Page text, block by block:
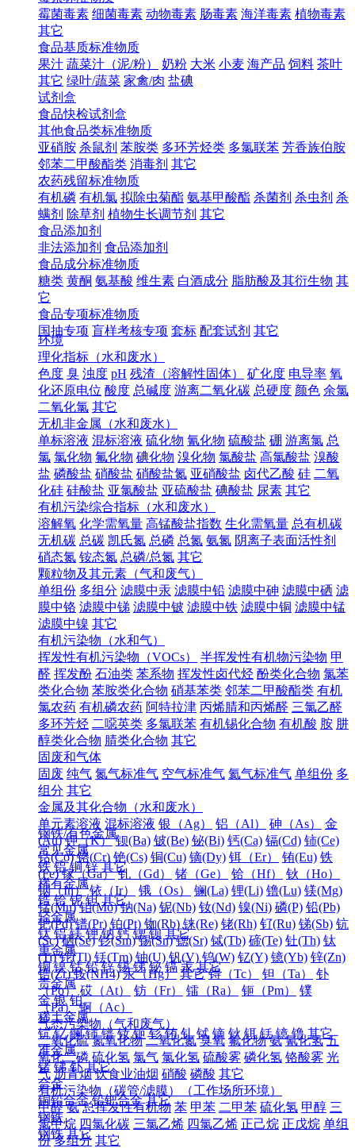
霉菌毒素 细菌毒素 动物毒素 肠毒素 海洋毒素 植物毒素
其它
食品基质标准物质
果汁 蔬菜汁（泥/粉） 奶粉 大米 小麦 海产品 饲料 茶叶
其它 绿叶/蔬菜 家禽/肉 盐碘
试剂盒
食品快检试剂盒
其他食品类标准物质
亚硝胺 杀鼠剂 苯胺类 多环芳烃类 多氯联苯 芳香族伯胺
邻苯二甲酸酯类 消毒剂 其它
农药残留标准物质
有机磷 有机氯 拟除虫菊酯 氨基甲酸酯 杀菌剂 杀虫剂 杀
螨剂 除草剂 植物生长调节剂 其它
食品添加剂
非法添加剂 食品添加剂
食品成分标准物质
糖类 黄酮 氨基酸 维生素 白酒成分 脂肪酸及其衍生物 其
它
食品专项标准物质
国抽专项 盲样考核专项 套标 配套试剂 其它
环境
理化指标（水和废水）
色度 臭 浊度 pH 残渣（溶解性固体） 矿化度 电导率 氧
化还原电位 酸度 总碱度 游离二氧化碳 总硬度 颜色 余氯
二氧化氯 其它
无机非金属（水和废水）
单标溶液 混标溶液 硫化物 氰化物 硫酸盐 硼 游离氯 总
氯 氯化物 氟化物 碘化物 溴化物 氯酸盐 高氯酸盐 溴酸
盐 磷酸盐 硝酸盐 硝酸盐氮 亚硝酸盐 卤代乙酸 硅 二氧
化硅 硅酸盐 亚氯酸盐 亚硫酸盐 碘酸盐 尿素 其它
有机污染综合指标（水和废水）
溶解氧 化学需氧量 高锰酸盐指数 生化需氧量 总有机碳
无机碳 总碳 凯氏氮 总磷 总氮 氨氮 阴离子表面活性剂
硝态氮 铵态氮 总磷/总氮 其它
颗粒物及其元素（气和废气）
单组份 多组分 滤膜中汞 滤膜中铅 滤膜中砷 滤膜中硒 滤
膜中铬 滤膜中锑 滤膜中铍 滤膜中铁 滤膜中铜 滤膜中锰
滤膜中镍 其它
有机污染物（水和气）
挥发性有机污染物（VOCs）
半挥发性有机物污染物 甲
醛 挥发酚 石油类 苯系物 挥发性卤代烃 酚类化合物 氯苯
类化合物 苯胺类化合物 硝基苯类 邻苯二甲酸酯类 有机
氯农药 有机磷农药 阿特拉津 丙烯腈和丙烯醛 三氯乙醛
多环芳烃 二噁英类 多氯联苯 有机锡化合物 有机酸 胺 肼
醇类化合物 腈类化合物 其它
固废和气体
固废 纯气 氮气标准气 空气标准气 氦气标准气 单组份 多
组分 其它
金属及其化合物（水和废水）
单元素溶液 混标溶液 银（Ag） 铝（Al） 砷（As）
金
(Au) 钾（K） 钡(Ba) 铍(Be) 铋(Bi) 钙(Ca) 镉(Cd) 铈(Ce)
钴(Co) 铬(Cr) 铯(Cs) 铜(Cu) 镝(Dy) 铒（Er） 铕(Eu) 铁
(Fe) 镓（Ga） 钆（Gd） 锗（Ge） 铪（Hf）
钬（Ho）
铟（In） 铱（Ir） 锇（Os） 镧(La) 锂(Li) 镥(Lu) 镁(Mg)
锰(Mn) 钼(Mo) 钠(Na) 铌(Nb) 钕(Nd) 镍(Ni) 磷(P) 铅(Pb)
钯(Pd) 镨(Pr) 铂(Pt) 铷(Rb) 铼(Re) 铑(Rh) 钌(Ru) 锑(Sb) 钪
(Sc) 硒(Se) 钐(Sm) 锡(Sn) 锶(Sr) 铽(Tb) 碲(Te) 钍(Th) 钛
(Ti) 铊(Tl) 铥(Tm) 铀(U) 钒(V) 钨(W) 钇(Y) 镱(Yb) 锌(Zn)
锆(Zr) 铵(NH4) 汞（Hg） 其它 锝（Tc） 钽（Ta）
钋
（Po） 砹（At） 钫（Fr） 镭（Ra） 钷（Pm）
镤
（Pa） 锕（Ac）
气态污染物（气和废气）
二氧化硫 氮氧化物 二氧化氮 臭氧 氟化物 氨 氰化氢 五
氧化二磷 硫化氢 氯气 氯化氢 硫酸雾 磷化氢 铬酸雾 光
气 沥青烟 饮食业油烟 硝酸 磷酸 其它
有机污染物（碳管/滤膜）（工作场所环境）
甲醛 氨 总挥发性有机物 苯 甲苯 二甲苯 硫化氢 甲醇 三
氯甲烷 四氯化碳 三氯乙烯 四氯乙烯 正己烷 正戊烷 单组
份 多组分 其它
钢铁/有色金属
常见金属
铁 铝 铜 锌 其它
稀有金属
锆 铪 铌 钽 其它
轻金属
钛 铝 镁 钾 钠 钙 锶 钡 其它
重金属
铜 镍 钴 铅 锌 锡 锑 铋 镉 汞 其它
贵金属
金 银 铂
稀土金属
钪 钇 镧 铈 镨 钕 钷 钐 铕 钆 铽 镝 钬 铒 铥 镱 镥 其它
准金属
锗 锑 钋 其它
合金
铜铅合金 铅钯合金 其它
钢铁
钢铁 其它